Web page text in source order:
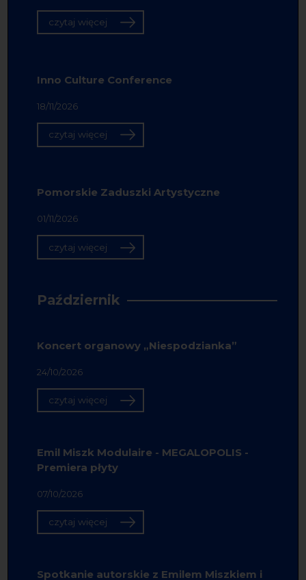
czytaj więcej
Inno Culture Conference
18/11/2026
czytaj więcej
Pomorskie Zaduszki Artystyczne
01/11/2026
czytaj więcej
Październik
Koncert organowy „Niespodzianka”
24/10/2026
czytaj więcej
Emil Miszk Modulaire - MEGALOPOLIS -
Premiera płyty
07/10/2026
czytaj więcej
Spotkanie autorskie z Emilem Miszkiem i